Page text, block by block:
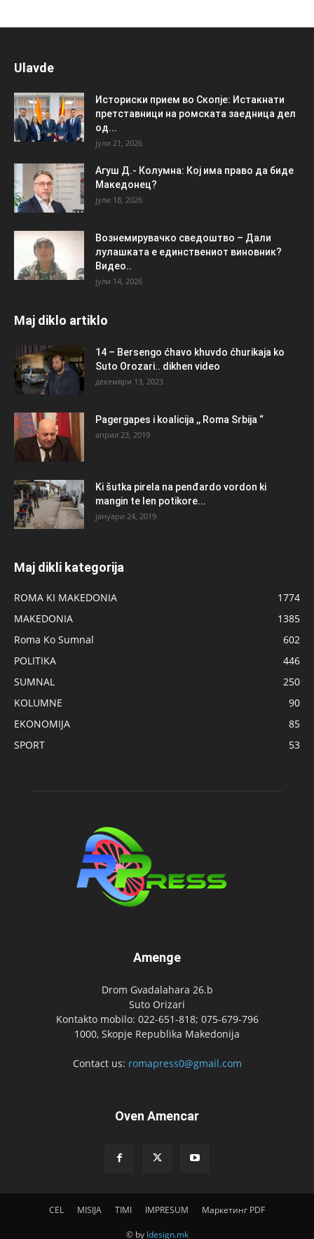
Ulavde
Историски прием во Скопје: Истакнати
претставници на ромската заедница дел
од...
јули 21, 2026
Агуш Д.- Колумна: Кој има право да биде
Македонец?
јули 18, 2026
Вознемирувачко сведоштво – Дали
лулашката е единствениот виновник?
Видео..
јули 14, 2026
Maj diklo artiklo
14 – Bersengo ćhavo khuvdo ćhurikaja ko
Suto Orozari.. dikhen video
декември 13, 2023
Pagergapes i koalicija ,, Roma Srbija “
април 23, 2019
Ki šutka pirela na penđardo vordon ki
mangin te len potikore...
јануари 24, 2019
Maj dikli kategorija
ROMA KI MAKEDONIA
1774
MAKEDONIA
1385
Roma Ko Sumnal
602
POLITIKA
446
SUMNAL
250
KOLUMNE
90
EKONOMIJA
85
SPORT
53
Amenge
Drom Gvadalahara 26.b
Suto Orizari
Kontakto mobilo: 022-651-818; 075-679-796
1000, Skopje Republika Makedonija
Contact us: romapress0@gmail.com
Oven Amencar
CEL MISIJA TIMI IMPRESUM Маркетинг PDF
© by Idesign.mk